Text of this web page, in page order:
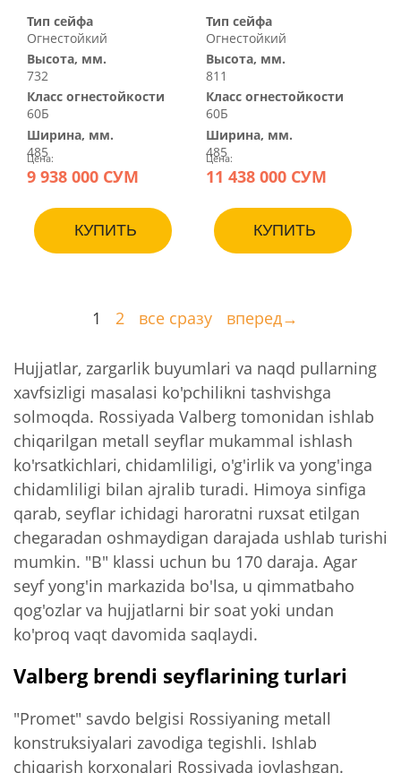
Тип сейфа
Огнестойкий
Высота, мм.
732
Класс огнестойкости
60Б
Ширина, мм.
485
Цена:
9 938 000 СУМ
КУПИТЬ
Тип сейфа
Огнестойкий
Высота, мм.
811
Класс огнестойкости
60Б
Ширина, мм.
485
Цена:
11 438 000 СУМ
КУПИТЬ
1 2 все сразу вперед→
Hujjatlar, zargarlik buyumlari va naqd pullarning
xavfsizligi masalasi ko'pchilikni tashvishga
solmoqda. Rossiyada Valberg tomonidan ishlab
chiqarilgan metall seyflar mukammal ishlash
ko'rsatkichlari, chidamliligi, o'g'irlik va yong'inga
chidamliligi bilan ajralib turadi. Himoya sinfiga
qarab, seyflar ichidagi haroratni ruxsat etilgan
chegaradan oshmaydigan darajada ushlab turishi
mumkin. "B" klassi uchun bu 170 daraja. Agar
seyf yong'in markazida bo'lsa, u qimmatbaho
qog'ozlar va hujjatlarni bir soat yoki undan
ko'proq vaqt davomida saqlaydi.
Valberg brendi seyflarining turlari
"Promet" savdo belgisi Rossiyaning metall
konstruksiyalari zavodiga tegishli. Ishlab
chiqarish korxonalari Rossiyada joylashgan.